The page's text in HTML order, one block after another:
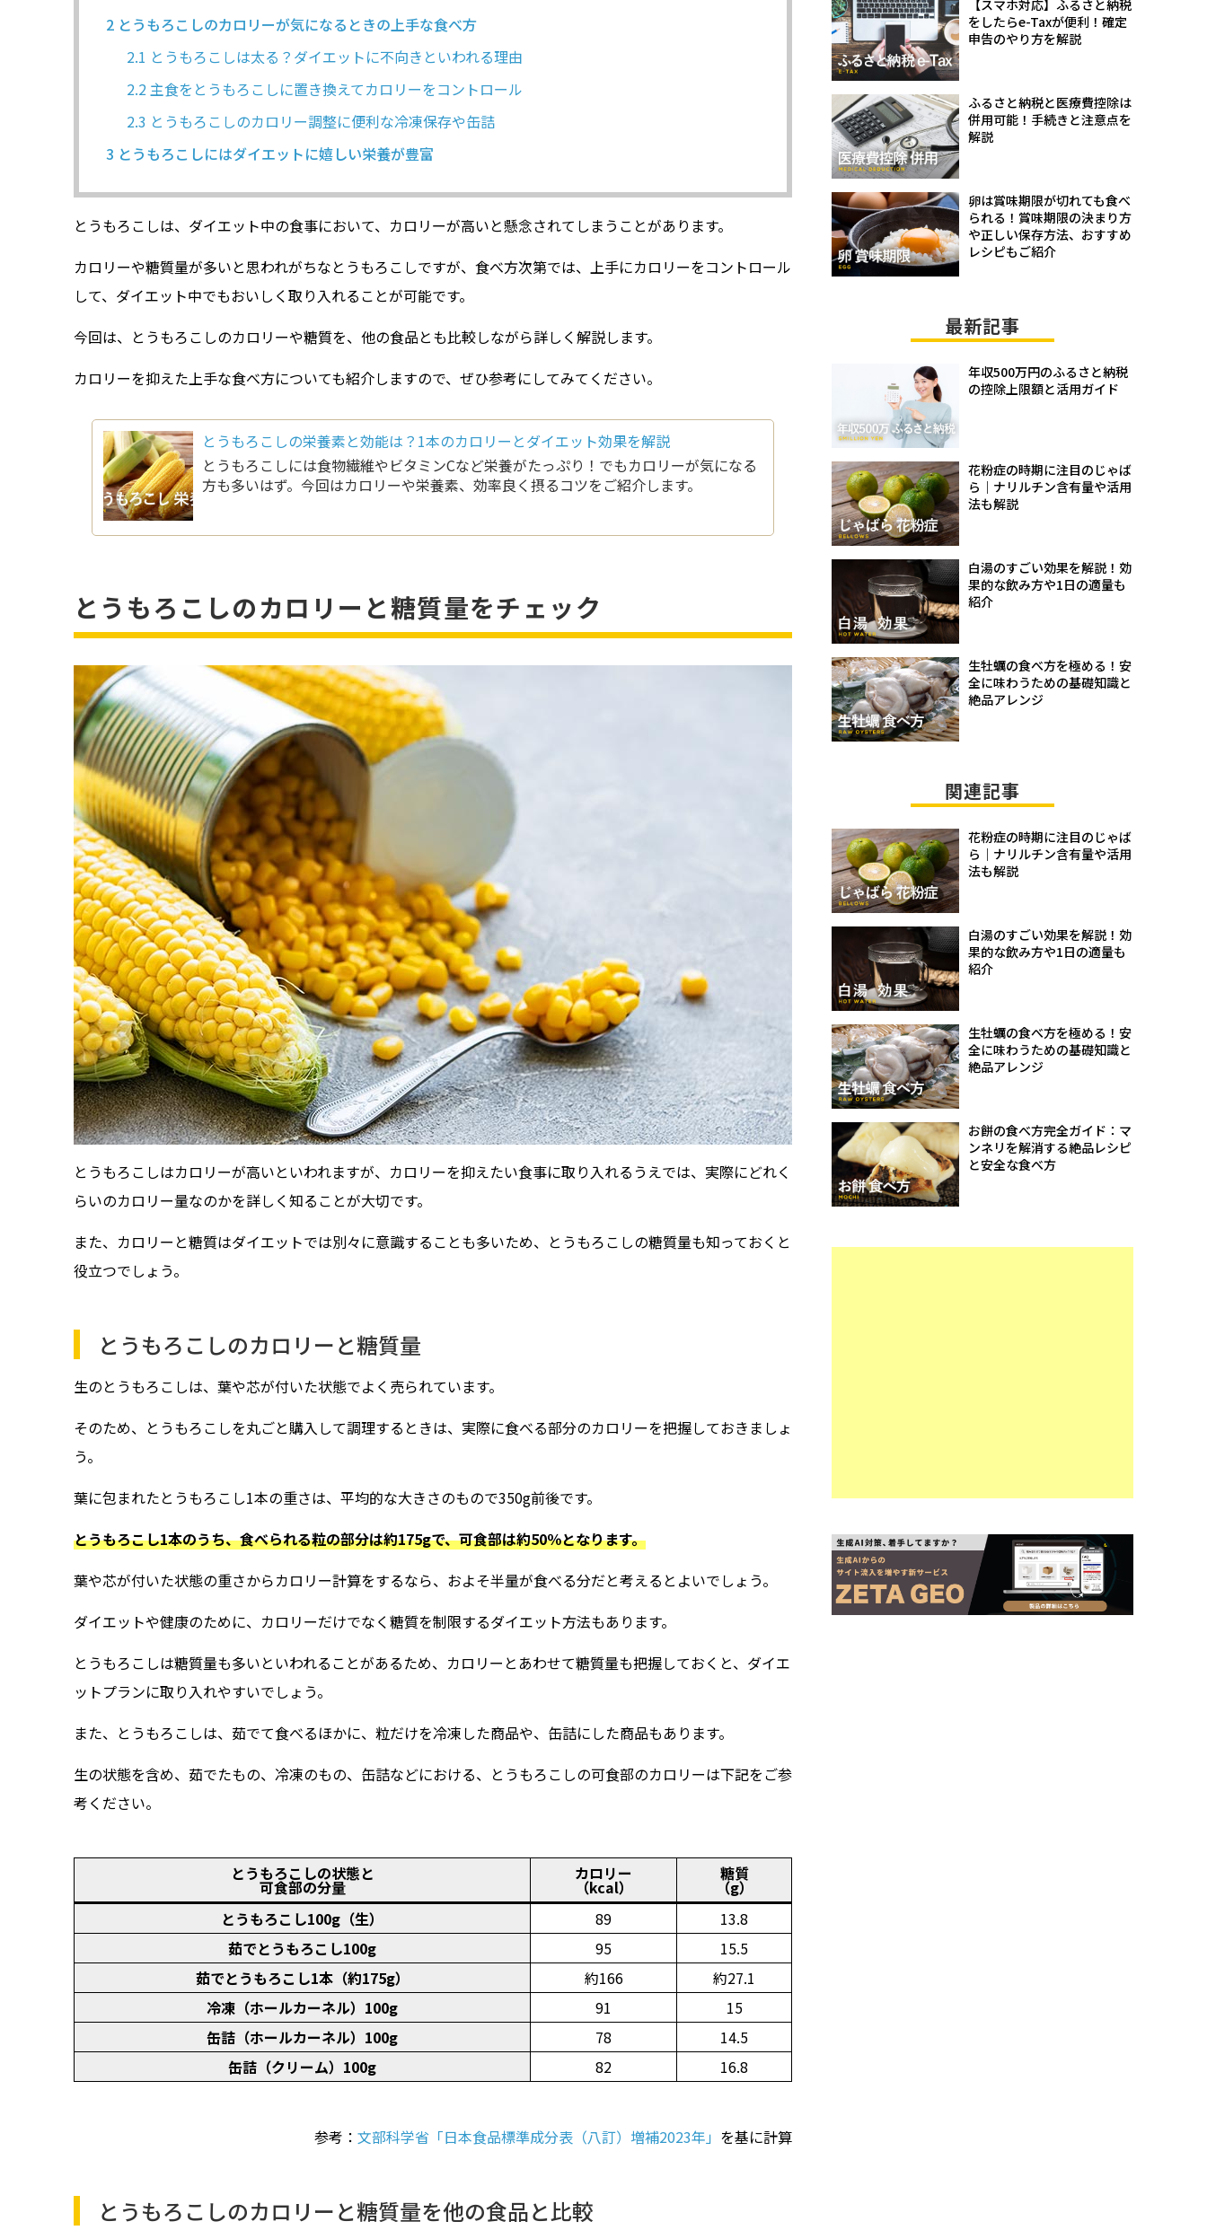
2 とうもろこしのカロリーが気になるときの上手な食べ方
2.1 とうもろこしは太る？ダイエットに不向きといわれる理由
2.2主食をとうもろこしに置き換えてカロリーをコントロール
2.3 とうもろこしのカロリー調整に便利な冷凍保存や缶詰
3 とうもろこしにはダイエットに嬉しい栄養が豊富
とうもろこしは、ダイエット中の食事において、カロリーが高いと懸念されてしまうことがあります。
カロリーや糖質量が多いと思われがちなとうもろこしですが、食べ方次第では、上手にカロリーをコントロール
して、ダイエット中でもおいしく取り入れることが可能です。
今回は、とうもろこしのカロリーや糖質を、他の食品とも比較しながら詳しく解説します。
カロリーを抑えた上手な食べ方についても紹介しますので、ぜひ参考にしてみてください。
とうもろこしの栄養素と効能は？1本のカロリーとダイエット効果を解説
とうもろこしには食物繊維やビタミンCなど栄養がたっぷり！でもカロリーが気になる
方も多いはず。今回はカロリーや栄養素、効率良く摂るコツをご紹介します。
とうもろこしのカロリーと糖質量をチェック
とうもろこしはカロリーが高いといわれますが、カロリーを抑えたい食事に取り入れるうえでは、実際にどれく
らいのカロリー量なのかを詳しく知ることが大切です。
また、カロリーと糖質はダイエットでは別々に意識することも多いため、とうもろこしの糖質量も知っておくと
役立つでしょう。
とうもろこしのカロリーと糖質量
生のとうもろこしは、葉や芯が付いた状態でよく売られています。
そのため、とうもろこしを丸ごと購入して調理するときは、実際に食べる部分のカロリーを把握しておきましょ
う。
葉に包まれたとうもろこし1本の重さは、平均的な大きさのもので350g前後です。
とうもろこし1本のうち、食べられる粒の部分は約175gで、可食部は約50％となります。
葉や芯が付いた状態の重さからカロリー計算をするなら、およそ半量が食べる分だと考えるとよいでしょう。
ダイエットや健康のために、カロリーだけでなく糖質を制限するダイエット方法もあります。
とうもろこしは糖質量も多いといわれることがあるため、カロリーとあわせて糖質量も把握しておくと、ダイエ
ットプランに取り入れやすいでしょう。
また、とうもろこしは、茹でて食べるほかに、粒だけを冷凍した商品や、缶詰にした商品もあります。
生の状態を含め、茹でたもの、冷凍のもの、缶詰などにおける、とうもろこしの可食部のカロリーは下記をご参
考ください。
とうもろこしの状態と
可食部の分量
カロリー
（kcal）
糖質
（g）
とうもろこし100g（生）
89
13.8
茹でとうもろこし100g
95
15.5
茹でとうもろこし1本（約175g）
約166
約27.1
冷凍（ホールカーネル）100g
91
15
缶詰（ホールカーネル）100g
78
14.5
缶詰（クリーム）100g
82 16.8
参考： 文部科学省「日本食品標準成分表（八訂）増補2023年」 を基に計算
とうもろこしのカロリーと糖質量を他の食品と比較
【スマホ対応】ふるさと納税
をしたらe-Taxが便利！確定
申告のやり方を解説
ふるさと納税と医療費控除は
併用可能！手続きと注意点を
解説
卵は賞味期限が切れても食べ
られる！賞味期限の決まり方
や正しい保存方法、おすすめ
レシピもご紹介
最新記事
年収500万円のふるさと納税
の控除上限額と活用ガイド
花粉症の時期に注目のじゃば
ら｜ナリルチン含有量や活用
法も解説
白湯のすごい効果を解説！効
果的な飲み方や1日の適量も
紹介
生牡蠣の食べ方を極める！安
全に味わうための基礎知識と
絶品アレンジ
関連記事
花粉症の時期に注目のじゃば
ら｜ナリルチン含有量や活用
法も解説
白湯のすごい効果を解説！効
果的な飲み方や1日の適量も
紹介
生牡蠣の食べ方を極める！安
全に味わうための基礎知識と
絶品アレンジ
お餅の食べ方完全ガイド：マ
ンネリを解消する絶品レシピ
と安全な食べ方